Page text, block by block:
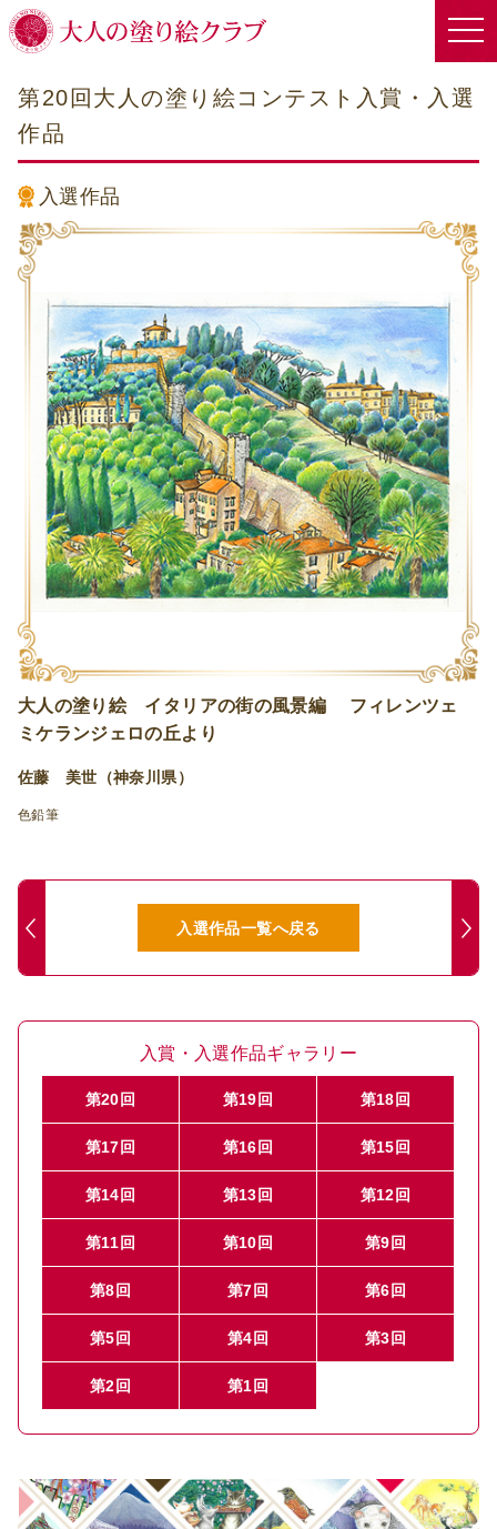
第20回大人の塗り絵コンテスト入賞・入選
作品
入選作品
大人の塗り絵 イタリアの街の風景編 フィレンツェ
ミケランジェロの丘より
佐藤 美世（神奈川県）
色鉛筆
入選作品一覧へ戻る
入賞・入選作品ギャラリー
第20回 第19回 第18回
第17回 第16回 第15回
第14回 第13回 第12回
第11回 第10回 第9回
第8回 第7回 第6回
第5回 第4回 第3回
第2回 第1回